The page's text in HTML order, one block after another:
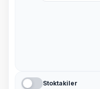
Stoktakiler